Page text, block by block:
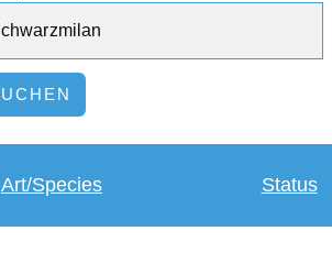
Art/Species Status